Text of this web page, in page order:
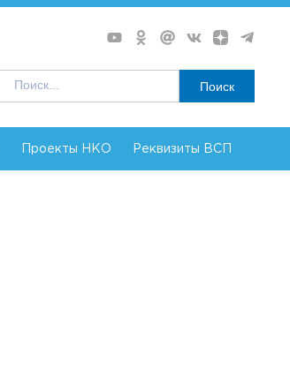
Поиск
Проекты НКО Реквизиты ВСП